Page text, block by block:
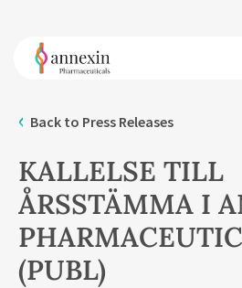
Back to Press Releases
KALLELSE TILL
ÅRSSTÄMMA I
(PUBL)